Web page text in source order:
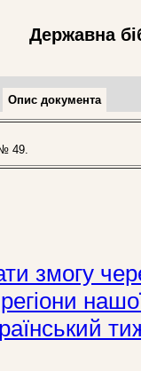
Державна
Опис документа
49.
змогу